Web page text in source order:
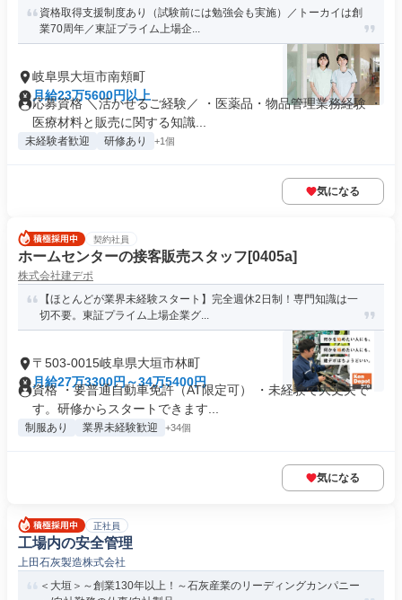
資格取得支援制度あり（試験前には勉強会も実施）／トーカイは創
業70周年／東証プライム上場企...
岐阜県大垣市南頬町
月給23万5600円以上
応募資格 ＼活かせるご経験／ ・医薬品・物品管理業務経験 ・
医療材料と販売に関する知識...
未経験者歓迎 研修あり +1個
気になる
契約社員
ホームセンターの接客販売スタッフ[0405a]
株式会社建デポ
【ほとんどが業界未経験スタート】完全週休2日制！専門知識は一
切不要。東証プライム上場企業グ...
〒503-0015岐阜県大垣市林町
月給27万3300円～34万5400円
資格 ・要普通自動車免許（AT限定可） ・未経験で大丈夫で
す。研修からスタートできます...
制服あり 業界未経験歓迎 +34個
気になる
正社員
工場内の安全管理
上田石灰製造株式会社
＜大垣＞～創業130年以上！～石灰産業のリーディングカンパニー